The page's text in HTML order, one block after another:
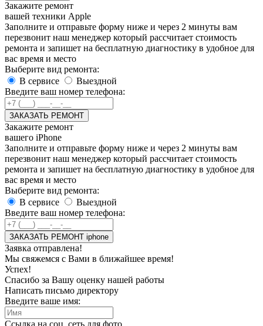
Закажите ремонт
вашей техники Apple
Заполните и отправьте форму ниже и через 2 минуты вам
перезвонит наш менеджер который рассчитает стоимость
ремонта и запишет на бесплатную диагностику в удобное для
вас время и место
Выберите вид ремонта:
В сервисе
Выездной
Введите ваш номер телефона:
ЗАКАЗАТЬ РЕМОНТ
Закажите ремонт
вашего iPhone
Заполните и отправьте форму ниже и через 2 минуты вам
перезвонит наш менеджер который рассчитает стоимость
ремонта и запишет на бесплатную диагностику в удобное для
вас время и место
Выберите вид ремонта:
В сервисе
Выездной
Введите ваш номер телефона:
ЗАКАЗАТЬ РЕМОНТ iphone
Заявка отправлена!
Мы свяжемся с Вами в ближайшее время!
Успех!
Спасибо за Вашу оценку нашей работы
Написать письмо директору
Введите ваше имя:
Ссылка на соц. сеть для фото